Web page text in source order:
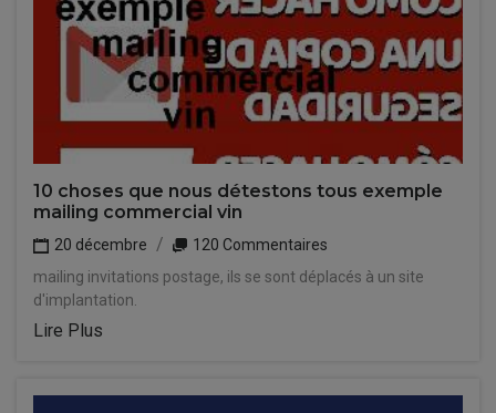
10 choses que nous détestons tous exemple
mailing commercial vin
20 décembre
120 Commentaires
mailing invitations postage, ils se sont déplacés à un site
d'implantation.
Lire Plus